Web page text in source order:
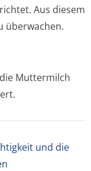
Aus diesem
überwachen.
Muttermilch
und die